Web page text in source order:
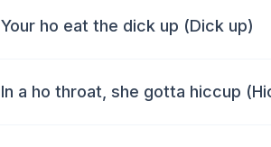
Your ho eat the dick up (Dick up)
In a ho throat, she gotta hiccup